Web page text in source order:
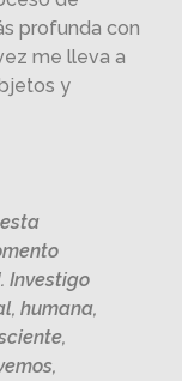
profunda con
me lleva a
y
Investigo
humana,